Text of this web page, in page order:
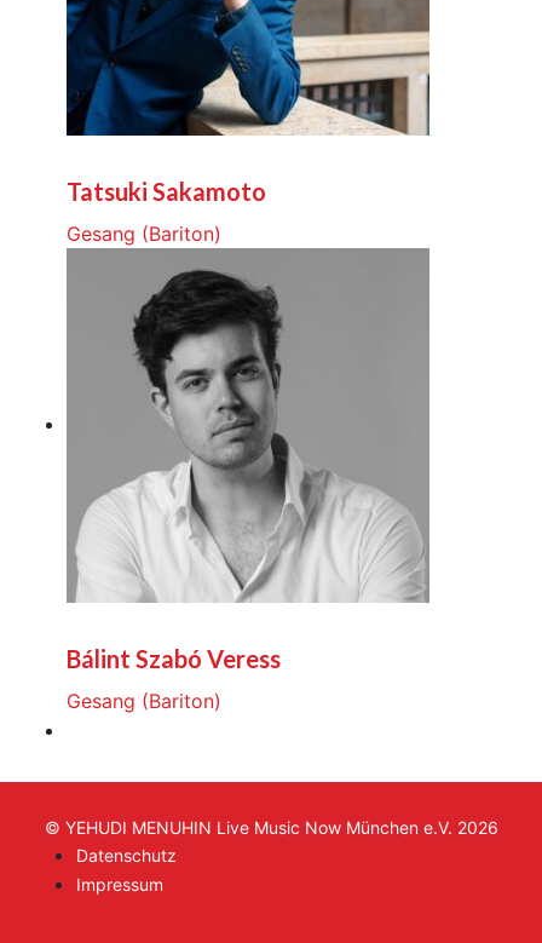
Tatsuki Sakamoto
Gesang (Bariton)
Bálint Szabó Veress
Gesang (Bariton)
© YEHUDI MENUHIN Live Music Now München e.V. 2026
Datenschutz
Impressum